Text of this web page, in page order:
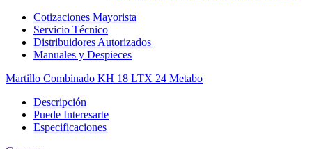
Cotizaciones Mayorista
Servicio Técnico
Distribuidores Autorizados
Manuales y Despieces
Martillo Combinado KH 18 LTX 24 Metabo
Descripción
Puede Interesarte
Especificaciones